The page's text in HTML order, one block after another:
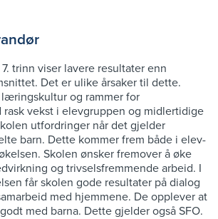
trinn viser lavere resultater enn
Det er ulike årsaker til dette.
læringskultur og rammer for
vekst i elevgruppen og midlertidige
utfordringer når det gjelder
barn. Dette kommer frem både i elev-
Skolen ønsker fremover å øke
og trivselsfremmende arbeid. I
får skolen gode resultater på dialog
med hjemmene. De opplever at
med barna. Dette gjelder også SFO.